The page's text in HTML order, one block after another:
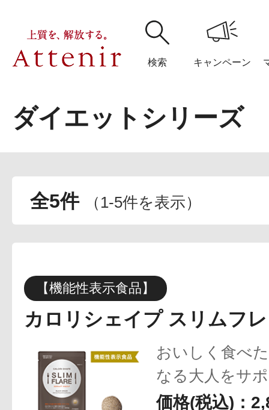
検索 キャンペーン
購入履歴 閲覧履
アテニア
ブランドサイ
アテニアの「
ダイエットシリーズ
全5件 （ 1-5件を表示）
【機能性表示食品】
カロリシェイプ スリムフ
おいしく食べ
なる大人をサ
価格(税込)：